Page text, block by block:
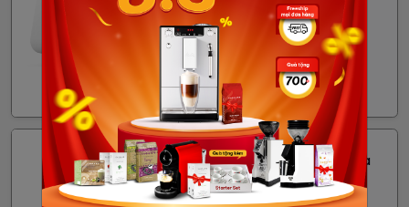
170,640,000đ
Tình trạng: Đang có hàng
Victoria Arduino
Máy pha cà phê E1 Prima
EXP - 1 Group